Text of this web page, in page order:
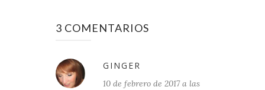
3 COMENTARIOS
GINGER
10 de febrero de 2017 a las